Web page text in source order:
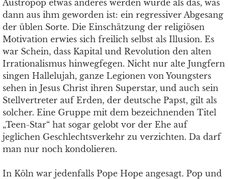
Austropop etwas anderes werden würde als das, was
dann aus ihm geworden ist: ein regressiver Abgesang
der üblen Sorte. Die Einschätzung der religiösen
Motivation erwies sich freilich selbst als Illusion. Es
war Schein, dass Kapital und Revolution den alten
Irrationalismus hinwegfegen. Nicht nur alte Jungfern
singen Hallelujah, ganze Legionen von Youngsters
sehen in Jesus Christ ihren Superstar, und auch sein
Stellvertreter auf Erden, der deutsche Papst, gilt als
solcher. Eine Gruppe mit dem bezeichnenden Titel
„Teen-Star“ hat sogar gelobt vor der Ehe auf
jeglichen Geschlechtsverkehr zu verzichten. Da darf
man nur noch kondolieren.
In Köln war jedenfalls Pope Hope angesagt. Pop und